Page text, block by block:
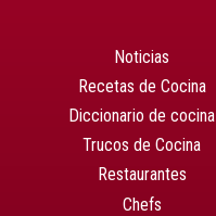
Noticias
Recetas de Cocina
Diccionario de cocina
Trucos de Cocina
Restaurantes
Chefs